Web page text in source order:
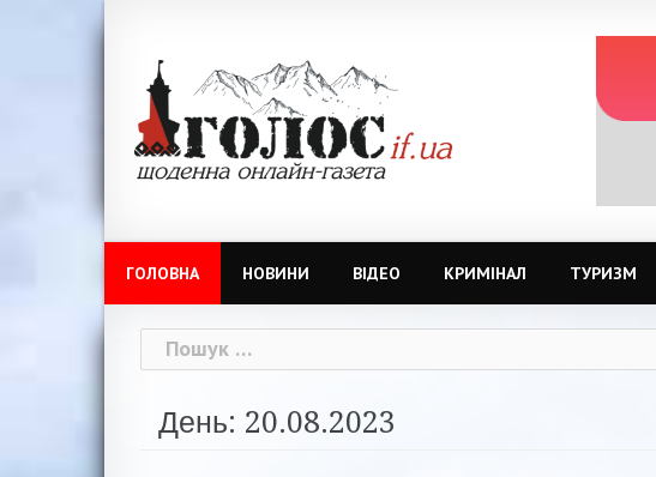
ГОЛОВНА НОВИНИ ВІДЕО КРИМІНАЛ ТУРИЗМ
Пошук:
День: 20.08.2023